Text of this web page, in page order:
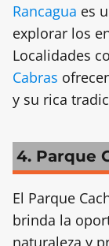
Rancagua es
explorar los
Localidades
Cabras
y su rica
4. Parque
El Parque
brinda la
naturaleza y